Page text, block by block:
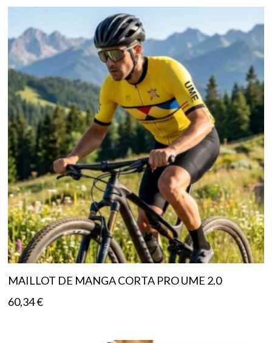
MAILLOT DE MANGA CORTA PRO UME 2.0
60,34€